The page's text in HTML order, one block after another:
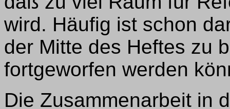
wird. Häufig ist schon
der Mitte des Heftes zu
fortgeworfen werden
Die Zusammenarbeit in